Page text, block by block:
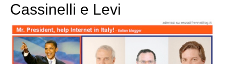
Cassinelli e Levi